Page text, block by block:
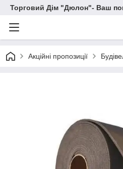
Торговий Дім "Дюлон"- Ваш
Акційні пропозиції